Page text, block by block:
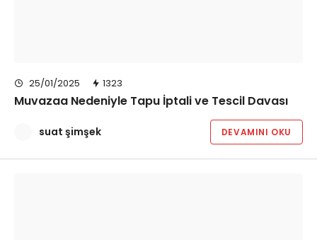
25/01/2025 1323
Muvazaa Nedeniyle Tapu İptali ve Tescil Davası
suat şimşek DEVAMINI OKU